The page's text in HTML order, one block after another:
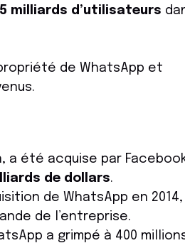
milliards d’utilisateurs
de WhatsApp et
a été acquise par
de dollars.
de WhatsApp en 2014,
de l’entreprise.
a grimpé à 400